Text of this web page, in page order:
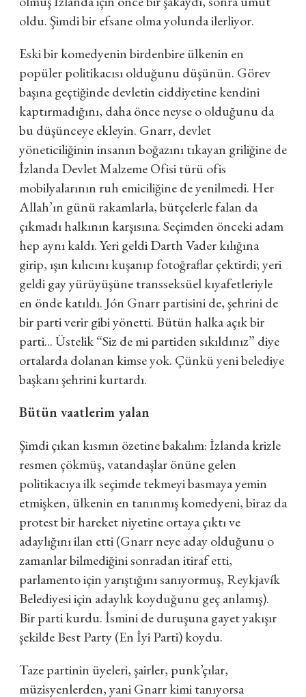
oldu. Şimdi bir efsane olma yolunda ilerliyor.
Eski bir komedyenin birdenbire ülkenin en
popüler politikacısı olduğunu düşünün. Görev
başına geçtiğinde devletin ciddiyetine kendini
kaptırmadığını, daha önce neyse o olduğunu da
bu düşünceye ekleyin. Gnarr, devlet
yöneticiliğinin insanın boğazını tıkayan griliğine de
İzlanda Devlet Malzeme Ofisi türü ofis
mobilyalarının ruh emiciliğine de yenilmedi. Her
Allah’ın günü rakamlarla, bütçelerle falan da
çıkmadı halkının karşısına. Seçimden önceki adam
hep aynı kaldı. Yeri geldi Darth Vader kılığına
girip, ışın kılıcını kuşanıp fotoğraflar çektirdi; yeri
geldi gay yürüyüşüne transseksüel kıyafetleriyle
en önde katıldı. Jón Gnarr partisini de, şehrini de
bir parti verir gibi yönetti. Bütün halka açık bir
parti... Üstelik “Siz de mi partiden sıkıldınız” diye
ortalarda dolanan kimse yok. Çünkü yeni belediye
başkanı şehrini kurtardı.
Bütün vaatlerim yalan
Şimdi çıkan kısmın özetine bakalım: İzlanda krizle
resmen çökmüş, vatandaşlar önüne gelen
politikacıya ilk seçimde tekmeyi basmaya yemin
etmişken, ülkenin en tanınmış komedyeni, biraz da
protest bir hareket niyetine ortaya çıktı ve
adaylığını ilan etti (Gnarr neye aday olduğunu o
zamanlar bilmediğini sonradan itiraf etti,
parlamento için yarıştığını sanıyormuş, Reykjavík
Belediyesi için adaylık koyduğunu geç anlamış).
Bir parti kurdu. İsmini de duruşuna gayet yakışır
şekilde Best Party (En İyi Parti) koydu.
Taze partinin üyeleri, şairler, punk’çılar,
müzisyenlerden, yani Gnarr kimi tanıyorsa